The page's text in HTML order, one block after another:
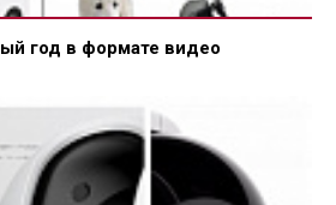
год в формате видео